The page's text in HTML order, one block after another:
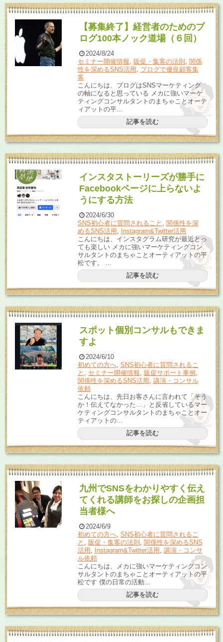
【募集終了】経営者のためのブ
ログ100本ノック道場（６回）
2024/8/24
セミナー開催情報, 販促・集客の法則 , 関係
性を深めるSNS活用 , ブログで優良顧客集
客
こんにちは、ブログはSNSマーケティング
の軸になると思っている メカに強いマーケ
ティングコンサルタントのまちゃことオーテ
ィアットの平...
記事を読む
インスタストーリーズが勝手に
Facebookページに上らないよ
うにする方法
2024/6/30
SNS初心者に質問されること
関係性を深
めるSNS活用
Instagram&Twitter活用
こんにちは、インスタグラム研究が最近とっ
ても楽しい メカに強いマーケティングコン
サルタントのまちゃことオーティアットの平
松です。 ...
記事を読む
スポット個別コンサルもできま
すよ
2024/6/10
初めての方へ, SNS初心者に質問されるこ
と , セミナー開催情報, 販促サポート事例 ,
関係性を深めるSNS活用 , 講演・コンサル
依頼
こんにちは、先日お客さんに言われて「そう
か！伝えてなかった…」と反省しているマー
ケティングコンサルタントのまちゃことオー
ティアットの...
記事を読む
九州でSNSをわかりやすく伝え
てくれる講師をお探しの企画担
当者様へ
2024/6/9
初めての方へ, SNS初心者に質問されるこ
と , 販促・集客の法則 , 関係性を深めるSNS
活用 , Instagram&Twitter活用 , 講演・コンサ
ル依頼
こんにちは、メカに強いマーケティングコン
サルタントのまちゃことオーティアットの平
松です 僕の日常の活動...
記事を読む